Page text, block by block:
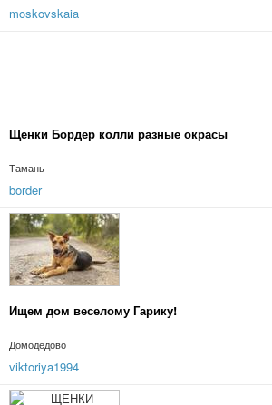
moskovskaia
Щенки Бордер колли разные окрасы
Тамань
border
Ищем дом веселому Гарику!
Домодедово
viktoriya1994